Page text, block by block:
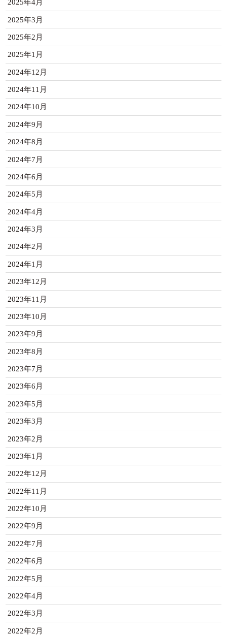
2025年4月
2025年3月
2025年2月
2025年1月
2024年12月
2024年11月
2024年10月
2024年9月
2024年8月
2024年7月
2024年6月
2024年5月
2024年4月
2024年3月
2024年2月
2024年1月
2023年12月
2023年11月
2023年10月
2023年9月
2023年8月
2023年7月
2023年6月
2023年5月
2023年3月
2023年2月
2023年1月
2022年12月
2022年11月
2022年10月
2022年9月
2022年7月
2022年6月
2022年5月
2022年4月
2022年3月
2022年2月